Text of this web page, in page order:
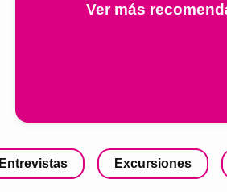
Ver más
Entrevistas Excursiones